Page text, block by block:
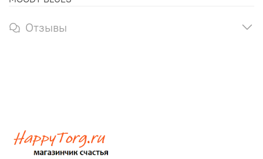
Отзывы